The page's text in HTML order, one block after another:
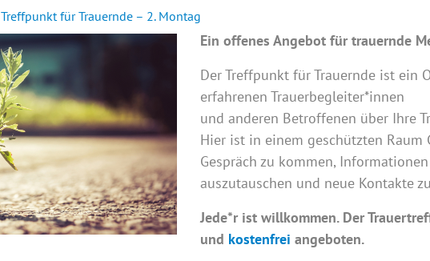
Treffpunkt für Trauernde – 2. Montag
Ein offenes Angebot für trauernde
Der Treffpunkt für Trauernde ist ein
erfahrenen Trauerbegleiter*innen
und anderen Betroffenen über Ihre
Hier ist in einem geschützten Raum
Gespräch zu kommen, Informationen
auszutauschen und neue Kontakte
Jede*r ist willkommen. Der
und kostenfrei angeboten.